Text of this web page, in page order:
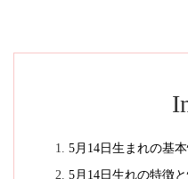
5月14日生まれの基
5月14日生れの特徴